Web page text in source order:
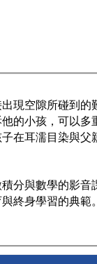
現空隙所碰到的
的小孩，可以多
在耳濡目染與父
分與數學的影音
終身學習的典範。